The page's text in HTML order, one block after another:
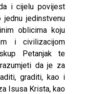
i cijelu povijest
jednu jedinstvenu
oblicima koju
i civilizacijom
Petanjak te
da je za
graditi, kao i
Isusa Krista, kao